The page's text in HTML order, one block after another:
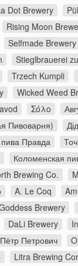
Dot Brewery
Rising Moon
Selfmade Brewery
Stieglbrauerei
Trzech Kumpli
Wicked Weed
Σόλο
Пивоварня)
Правда
Коломенская
Brewing Co.
A. Le Coq
Brewery
DaLi Brewery
Пётр Петрович
Litra Brewing